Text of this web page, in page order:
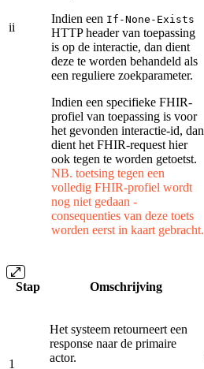
ii
Indien een If-None-Exists
HTTP header van toepassing
is op de interactie, dan dient
deze te worden behandeld als
een reguliere zoekparameter.
Indien een specifieke FHIR-
profiel van toepassing is voor
het gevonden interactie-id, dan
dient het FHIR-request hier
ook tegen te worden getoetst.
NB. toetsing tegen een
volledig FHIR-profiel wordt
nog niet gedaan -
consequenties van deze toets
worden eerst in kaart gebracht.
Stap Omschrijving
1
Het systeem retourneert een
response naar de primaire
actor.